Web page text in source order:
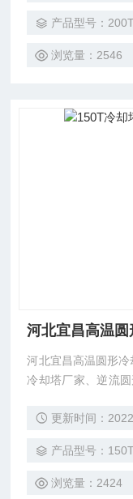
产品型号：
浏览量：2546
河北宜昌高温
河北宜昌高温圆形
冷却塔厂家、逆流
牌）耐高温圆形冷却
更新时间：
产品型号：
浏览量：2424